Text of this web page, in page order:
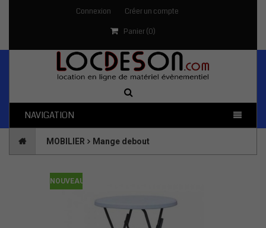
Connexion
Créer un compte
Panier (0)
NAVIGATION
MOBILIER Mange debout
NOUVEAU